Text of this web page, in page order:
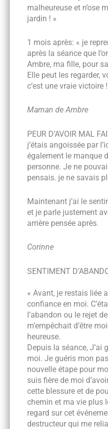
malheureuse et n’ose
jardin ! »
1 mois après: « je
après la séance que
Ambre, ma fille, pour
Elle peut les regarder,
c’est une vraie victoire
Maman de Ambre
PEUR D’AVOIR MAL
j’étais angoissée par
également le manque
personne. Je ne
pensais. je ne savais
Maintenant j’ai le
et je parle justement
arrière pensée après.
Corinne
SENTIMENT
« Avant, je restais liée
confiance en moi.
l’abandon ou le rejet
m’empêchait d’être
heureuse.
Depuis la séance, J’ai
moi. Je guéris mon
nouvelle étape pour
suis fière de moi
cette blessure et de
chemin et ma vie plus
regard sur cet
destructeur qui me